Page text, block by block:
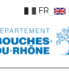
FR